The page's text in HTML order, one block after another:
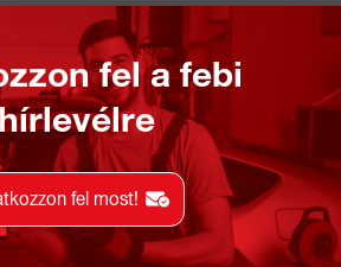
fel a febi
fel most!